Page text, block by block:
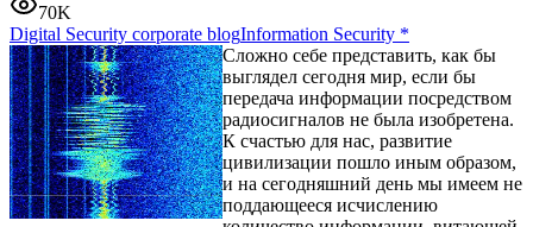
70K
Digital Security corporate blogInformation Security *
Сложно себе представить, как бы
выглядел сегодня мир, если бы
передача информации посредством
радиосигналов не была изобретена.
К счастью для нас, развитие
цивилизации пошло иным образом,
и на сегодняшний день мы имеем не
поддающееся исчислению